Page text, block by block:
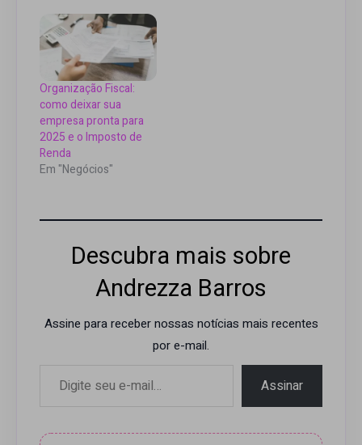
Organização Fiscal:
como deixar sua
empresa pronta para
2025 e o Imposto de
Renda
Em "Negócios"
Descubra mais sobre
Andrezza Barros
Assine para receber nossas notícias mais recentes
por e-mail.
Assinar